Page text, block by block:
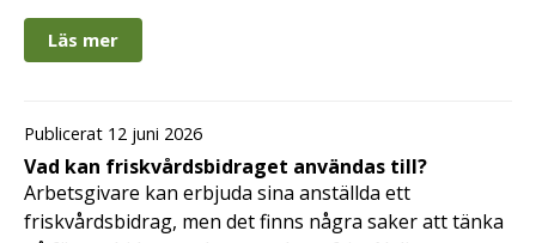
Läs mer
Publicerat 12 juni 2026
Vad kan friskvårdsbidraget användas till?
Arbetsgivare kan erbjuda sina anställda ett
friskvårdsbidrag, men det finns några saker att tänka